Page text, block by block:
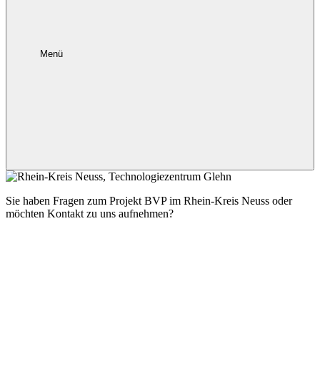
Menü
Sie haben Fragen zum Projekt BVP im Rhein-Kreis Neuss oder
möchten Kontakt zu uns aufnehmen?